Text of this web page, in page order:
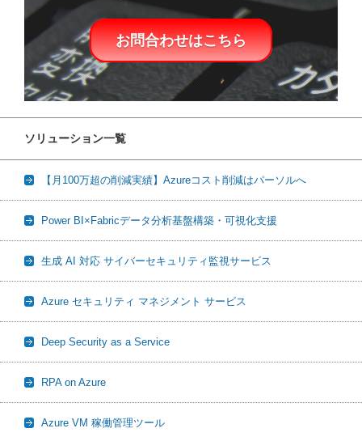
お問合わせはこちら
ソリューション一覧
【月100万超の削減実績】Azureコスト削減はパーソルへ
Power BI×Fabricデータ分析基盤構築・可視化支援
生成 AI 対応 サイバーセキュリティ監視サービス
Azure セキュリティ マネジメント サービス
Deep Security as a Service
RPA on Azure
Azure VM 稼働管理ツール